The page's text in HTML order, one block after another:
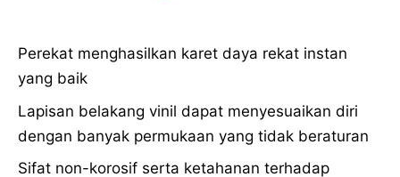
Perekat menghasilkan karet daya rekat instan
yang baik
Lapisan belakang vinil dapat menyesuaikan diri
dengan banyak permukaan yang tidak beraturan
Sifat non-korosif serta ketahanan terhadap